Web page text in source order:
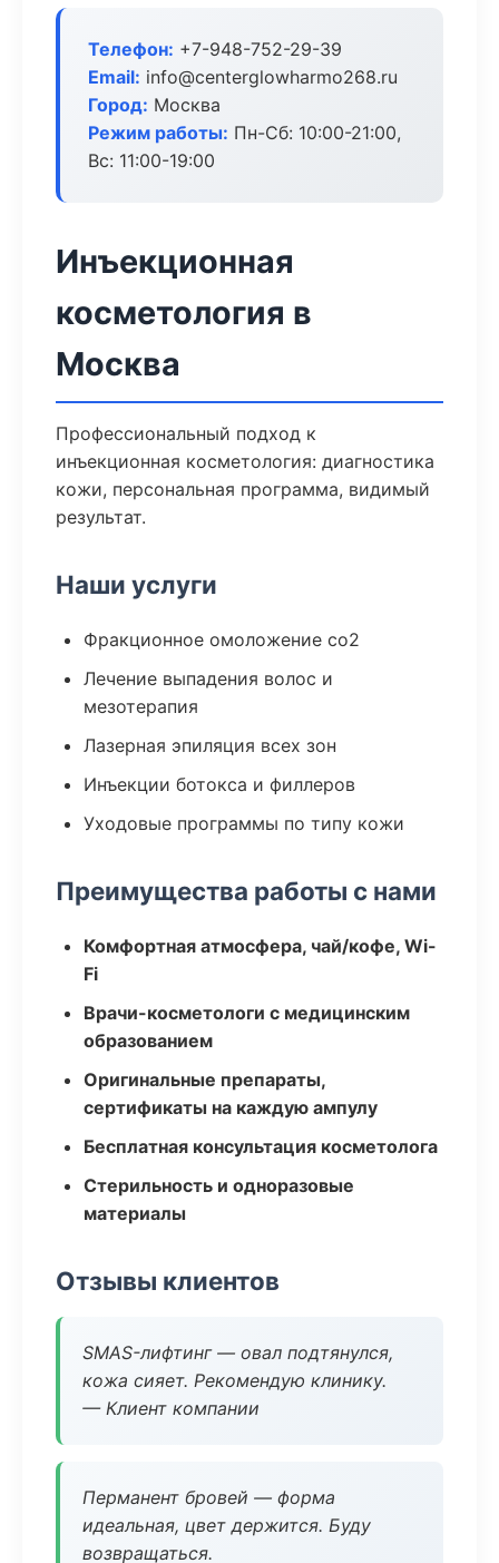
Телефон: +7-948-752-29-39
Email: info@centerglowharmo268.ru
Город: Москва
Режим работы: Пн-Сб: 10:00-21:00,
Вс: 11:00-19:00
Инъекционная
косметология в
Москва
Профессиональный подход к
инъекционная косметология: диагностика
кожи, персональная программа, видимый
результат.
Наши услуги
Фракционное омоложение co2
Лечение выпадения волос и
мезотерапия
Лазерная эпиляция всех зон
Инъекции ботокса и филлеров
Уходовые программы по типу кожи
Преимущества работы с нами
Комфортная атмосфера, чай/кофе, Wi-
Fi
Врачи-косметологи с медицинским
образованием
Оригинальные препараты,
сертификаты на каждую ампулу
Бесплатная консультация косметолога
Стерильность и одноразовые
материалы
Отзывы клиентов
SMAS-лифтинг — овал подтянулся,
кожа сияет. Рекомендую клинику.
— Клиент компании
Перманент бровей — форма
идеальная, цвет держится. Буду
возвращаться.